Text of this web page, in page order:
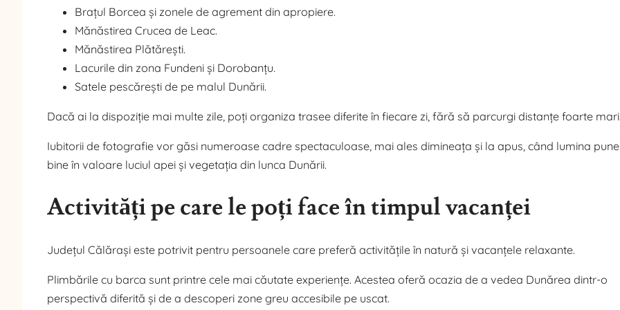
Brațul Borcea și zonele de agrement din apropiere.
Mănăstirea Crucea de Leac.
Mănăstirea Plătărești.
Lacurile din zona Fundeni și Dorobanțu.
Satele pescărești de pe malul Dunării.
Dacă ai la dispoziție mai multe zile, poți organiza trasee diferite în fiecare zi, fără să parcurgi distanțe foarte mari.
Iubitorii de fotografie vor găsi numeroase cadre spectaculoase, mai ales dimineața și la apus, când lumina
bine în valoare luciul apei și vegetația din lunca Dunării.
Activități pe care le poți face în timpul vacanței
Județul Călărași este potrivit pentru persoanele care preferă activitățile în natură și vacanțele relaxante.
Plimbările cu barca sunt printre cele mai căutate experiențe. Acestea oferă ocazia de a vedea Dunărea dintr-o
perspectivă diferită și de a descoperi zone greu accesibile pe uscat.